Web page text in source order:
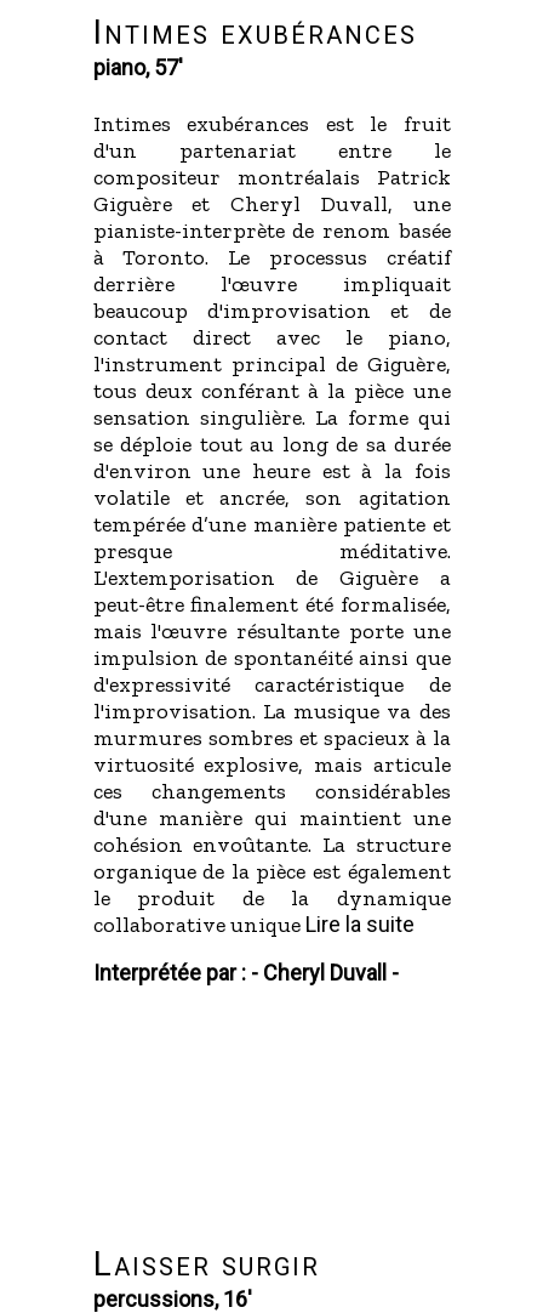
Intimes exubérances
piano, 57'
Intimes exubérances est le fruit
d'un partenariat entre le
compositeur montréalais Patrick
Giguère et Cheryl Duvall, une
pianiste-interprète de renom basée
à Toronto. Le processus créatif
derrière l'œuvre impliquait
beaucoup d'improvisation et de
contact direct avec le piano,
l'instrument principal de Giguère,
tous deux conférant à la pièce une
sensation singulière. La forme qui
se déploie tout au long de sa durée
d'environ une heure est à la fois
volatile et ancrée, son agitation
tempérée d’une manière patiente et
presque méditative.
L'extemporisation de Giguère a
peut-être finalement été formalisée,
mais l'œuvre résultante porte une
impulsion de spontanéité ainsi que
d'expressivité caractéristique de
l'improvisation. La musique va des
murmures sombres et spacieux à la
virtuosité explosive, mais articule
ces changements considérables
d'une manière qui maintient une
cohésion envoûtante. La structure
organique de la pièce est également
le produit de la dynamique
collaborative unique Lire la suite
Interprétée par : - Cheryl Duvall -
Laisser surgir
percussions, 16'